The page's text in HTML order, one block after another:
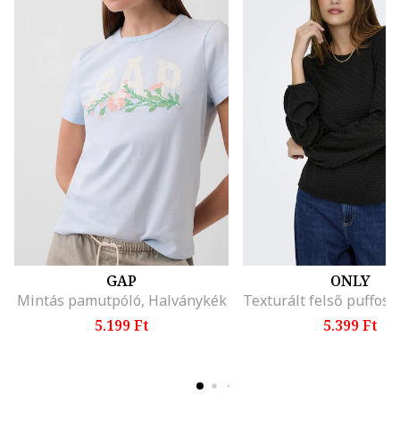
GAP
Mintás pamutpóló, Halványkék
5.199 Ft
ONLY
5.399 Ft